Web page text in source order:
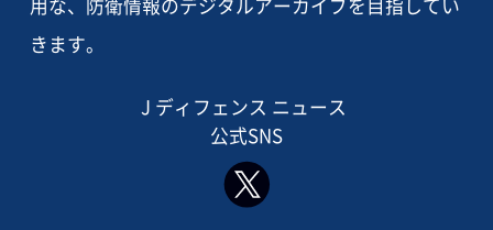
きます。
J ディフェンス ニュース
公式SNS